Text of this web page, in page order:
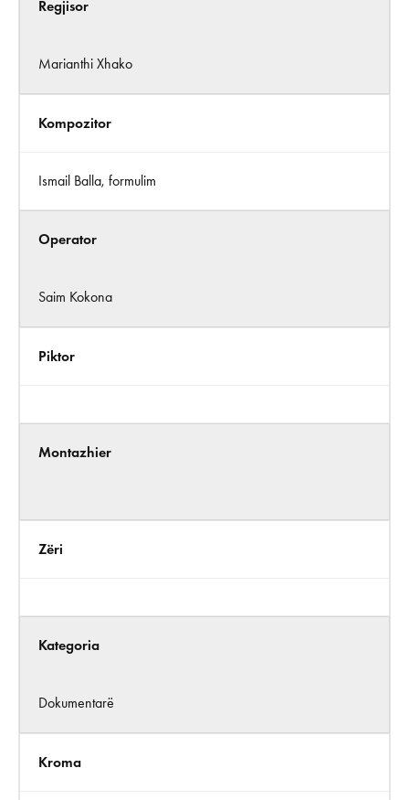
Regjisor
Marianthi Xhako
Kompozitor
Ismail Balla, formulim
Operator
Saim Kokona
Piktor
Montazhier
Zëri
Kategoria
Dokumentarë
Kroma